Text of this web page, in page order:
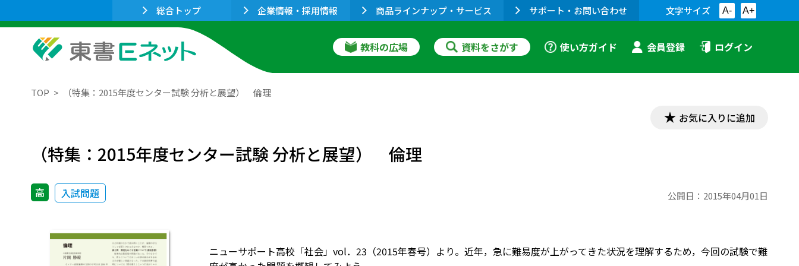
総合トップ 企業情報・採用情報 商品ラインナップ・サービス サポート・お問い合わせ 文字サイズ A- A+
教科の広場 資料をさがす 使い方ガイド 会員登録 ログイン
TOP （特集：2015年度センター試験 分析と展望） 倫理
お気に入りに追加
（特集：2015年度センター試験 分析と展望） 倫理
高 入試問題 公開日： 2015年04月01日
ニューサポート高校「社会」vol．23（2015年春号）より。近年，急に難易度が上がってきた状況を理解するため，今回の試験で難